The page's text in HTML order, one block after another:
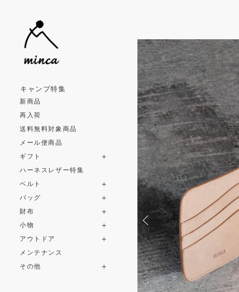
キャンプ特集
新商品
再入荷
送料無料対象商品
メール便商品
ギフト
ハーネスレザー特集
ベルト
バッグ
財布
小物
アウトドア
メンテナンス
その他